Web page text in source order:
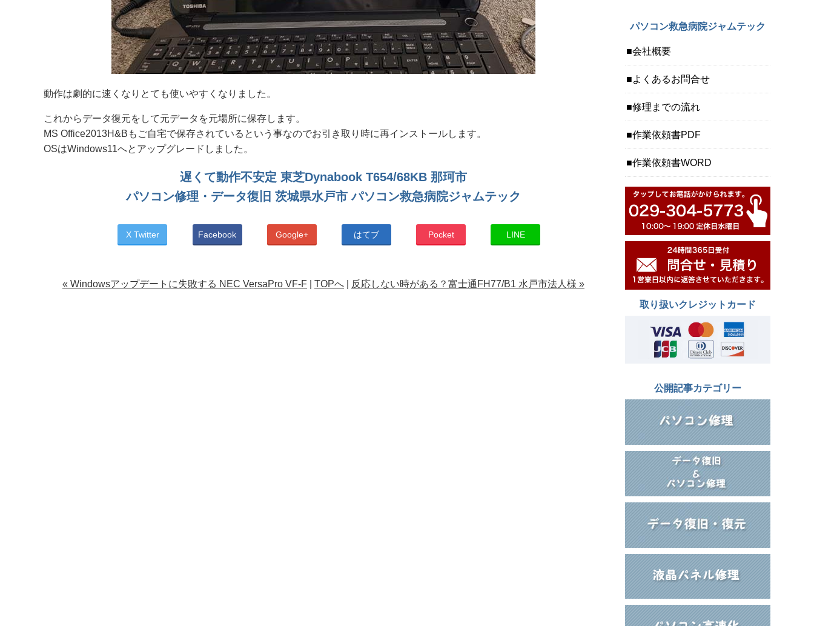
動作は劇的に速くなりとても使いやすくなりました。
これからデータ復元をして元データを元場所に保存します。
MS Office2013H&Bもご自宅で保存されているという事なのでお引き取り時に再インストールします。
OSはWindows11へとアップグレードしました。
遅くて動作不安定 東芝Dynabook T654/68KB 那珂市
パソコン修理・データ復旧 茨城県水戸市 パソコン救急病院ジャムテック
X Twitter Facebook Google+ はてブ Pocket LINE
« Windowsアップデートに失敗する NEC VersaPro VF-F TOPへ 反応しない時がある？富士通FH77/B1 水戸市法人様 »
パソコン救急病院ジャムテック
会社概要
よくあるお問合せ
修理までの流れ
作業依頼書PDF
作業依頼書WORD
取り扱いクレジットカード
公開記事カテゴリー